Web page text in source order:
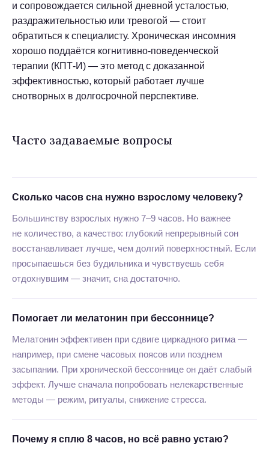
и сопровождается сильной дневной усталостью,
раздражительностью или тревогой — стоит
обратиться к специалисту. Хроническая инсомния
хорошо поддаётся когнитивно-поведенческой
терапии (КПТ-И) — это метод с доказанной
эффективностью, который работает лучше
снотворных в долгосрочной перспективе.
Часто задаваемые вопросы
Сколько часов сна нужно взрослому человеку?
Большинству взрослых нужно 7–9 часов. Но важнее
не количество, а качество: глубокий непрерывный сон
восстанавливает лучше, чем долгий поверхностный. Если
просыпаешься без будильника и чувствуешь себя
отдохнувшим — значит, сна достаточно.
Помогает ли мелатонин при бессоннице?
Мелатонин эффективен при сдвиге циркадного ритма —
например, при смене часовых поясов или позднем
засыпании. При хронической бессоннице он даёт слабый
эффект. Лучше сначала попробовать нелекарственные
методы — режим, ритуалы, снижение стресса.
Почему я сплю 8 часов, но всё равно устаю?
ПОТОК, 2026 ❤️
юридическая информация